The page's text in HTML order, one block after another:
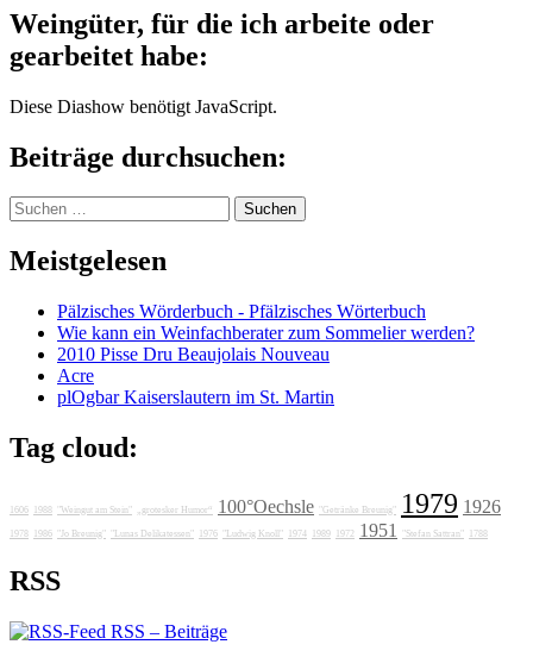
Weingüter, für die ich arbeite oder
gearbeitet habe:
Diese Diashow benötigt JavaScript.
Beiträge durchsuchen:
Suchen
nach:
Meistgelesen
Pälzisches Wörderbuch - Pfälzisches Wörterbuch
Wie kann ein Weinfachberater zum Sommelier werden?
2010 Pisse Dru Beaujolais Nouveau
Acre
plOgbar Kaiserslautern im St. Martin
Tag cloud:
1606 1988 "Weingut am Stein" „grotesker Humor“ 100°Oechsle "Getränke Breunig" 1979 1926
1978 1986 "Jo Breunig" "Lunas Delikatessen" 1976 "Ludwig Knoll" 1974 1989 1972 1951 "Stefan Sattran" 1788
RSS
RSS – Beiträge